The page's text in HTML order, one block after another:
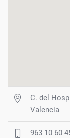
C. del
Valencia
963 10 60